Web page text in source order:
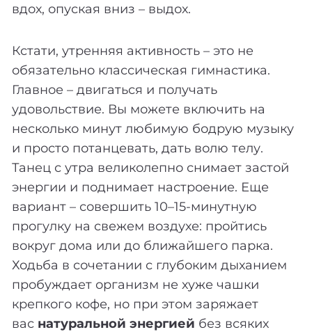
вдох, опуская вниз – выдох.
Кстати, утренняя активность – это не
обязательно классическая гимнастика.
Главное – двигаться и получать
удовольствие. Вы можете включить на
несколько минут любимую бодрую музыку
и просто потанцевать, дать волю телу.
Танец с утра великолепно снимает застой
энергии и поднимает настроение. Еще
вариант – совершить 10–15-минутную
прогулку на свежем воздухе: пройтись
вокруг дома или до ближайшего парка.
Ходьба в сочетании с глубоким дыханием
пробуждает организм не хуже чашки
крепкого кофе, но при этом заряжает
вас натуральной энергией без всяких